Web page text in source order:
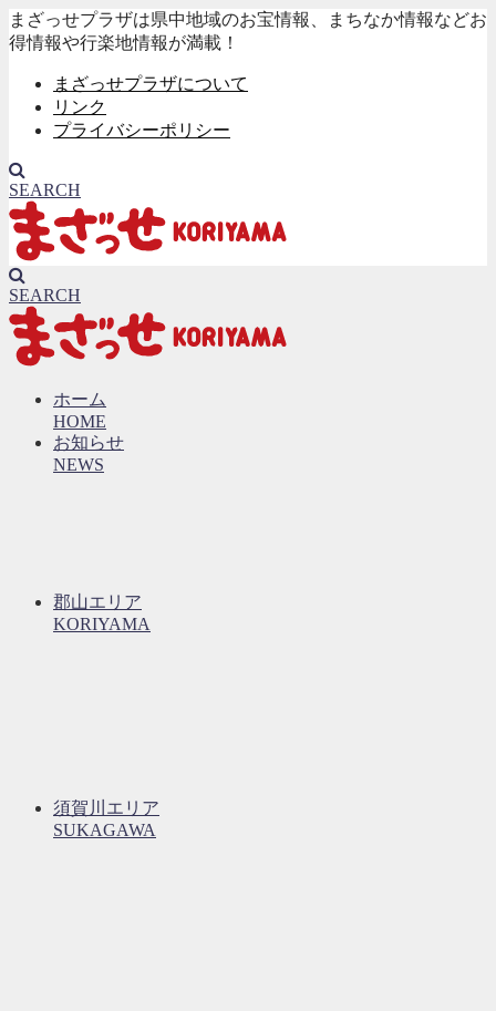
まざっせプラザは県中地域のお宝情報、まちなか情報などお
得情報や行楽地情報が満載！
まざっせプラザについて
リンク
プライバシーポリシー
SEARCH
SEARCH
ホーム
HOME
お知らせ
NEWS
郡山エリア
KORIYAMA
須賀川エリア
SUKAGAWA